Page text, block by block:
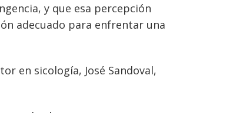
y que esa percepción
adecuado para enfrentar una
en sicología, José Sandoval,